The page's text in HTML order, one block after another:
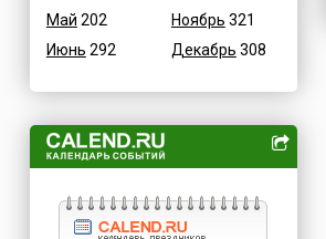
Май 202
Июнь 292
Ноябрь 321
Декабрь 308